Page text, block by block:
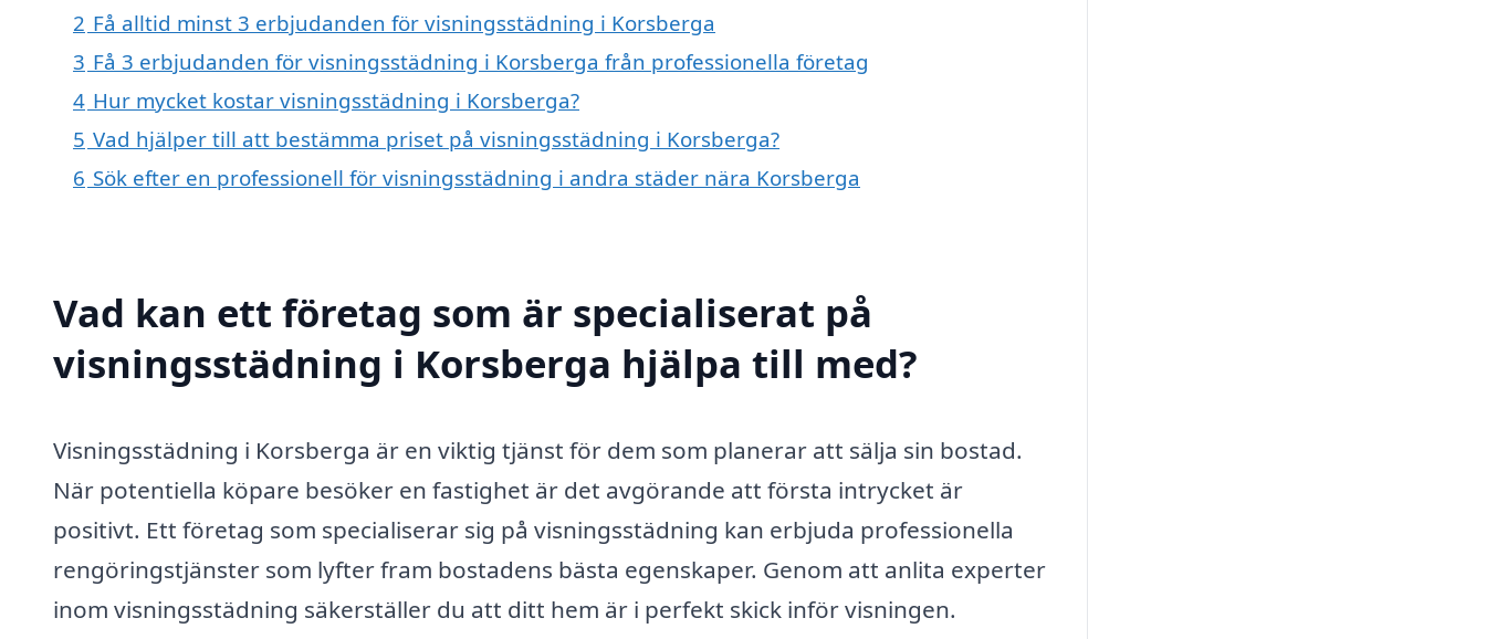
2 Få alltid minst 3 erbjudanden för visningsstädning i Korsberga
3 Få 3 erbjudanden för visningsstädning i Korsberga från professionella företag
4 Hur mycket kostar visningsstädning i Korsberga?
5 Vad hjälper till att bestämma priset på visningsstädning i Korsberga?
6 Sök efter en professionell för visningsstädning i andra städer nära Korsberga
Vad kan ett företag som är specialiserat på
visningsstädning i Korsberga hjälpa till med?
Visningsstädning i Korsberga är en viktig tjänst för dem som planerar att sälja sin bostad.
När potentiella köpare besöker en fastighet är det avgörande att första intrycket är
positivt. Ett företag som specialiserar sig på visningsstädning kan erbjuda professionella
rengöringstjänster som lyfter fram bostadens bästa egenskaper. Genom att anlita experter
inom visningsstädning säkerställer du att ditt hem är i perfekt skick inför visningen.